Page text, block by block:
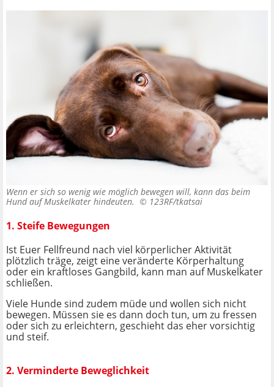
Wenn er sich so wenig wie möglich bewegen will, kann das beim
Hund auf Muskelkater hindeuten. © 123RF/tkatsai
1. Steife Bewegungen
Ist Euer Fellfreund nach viel körperlicher Aktivität
plötzlich träge, zeigt eine veränderte Körperhaltung
oder ein kraftloses Gangbild, kann man auf Muskelkater
schließen.
Viele Hunde sind zudem müde und wollen sich nicht
bewegen. Müssen sie es dann doch tun, um zu fressen
oder sich zu erleichtern, geschieht das eher vorsichtig
und steif.
2. Verminderte Beweglichkeit